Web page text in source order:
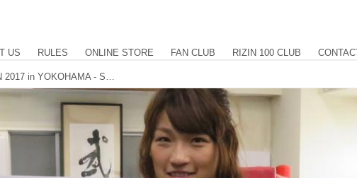
US RULES ONLINE STORE FAN CLUB RIZIN 100 CLUB CONTACT